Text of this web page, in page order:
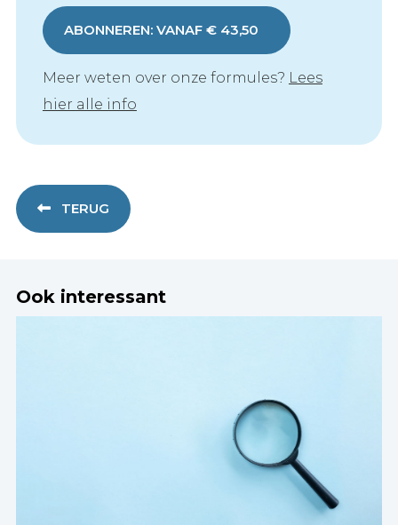
ABONNEREN: VANAF € 43,50
Meer weten over onze formules? Lees
hier alle info
TERUG
Ook interessant